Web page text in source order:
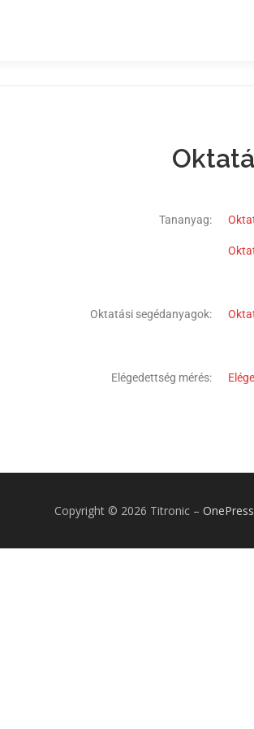
Tananyag:
Oktatási segédanyagok:
Elégedettség mérés:
Copyright © 2026 Titronic – OnePress